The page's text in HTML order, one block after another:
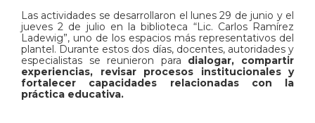
Las actividades se desarrollaron el lunes 29 de junio y el
jueves 2 de julio en la biblioteca “Lic. Carlos Ramírez
Ladewig”, uno de los espacios más representativos del
plantel. Durante estos dos días, docentes, autoridades y
especialistas se reunieron para dialogar, compartir
experiencias, revisar procesos institucionales y
fortalecer capacidades relacionadas con la
práctica educativa.